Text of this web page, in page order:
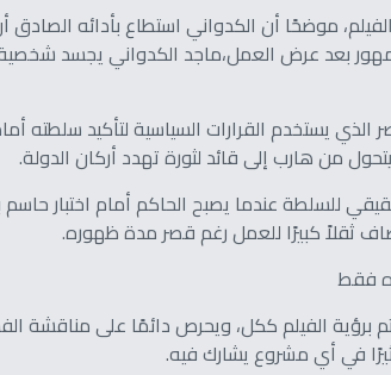
موضحًا أن الكدواني استطاع بأدائه الصادق
بعد عرض العمل،ماجد الكدواني يجسد
يستخدم القرارات السياسية لتأكيد سلطته
من هارب إلى قائد لثورة تهدد أركان الدولة.
للسلطة عندما يصبح الحاكم أمام اختبار
ثقلاً كبيرًا للعمل رغم قصر مدة ظهوره.
فقط
الفيلم ككل، ويحرص دائمًا على مناقشة
في أي مشروع يشارك فيه.